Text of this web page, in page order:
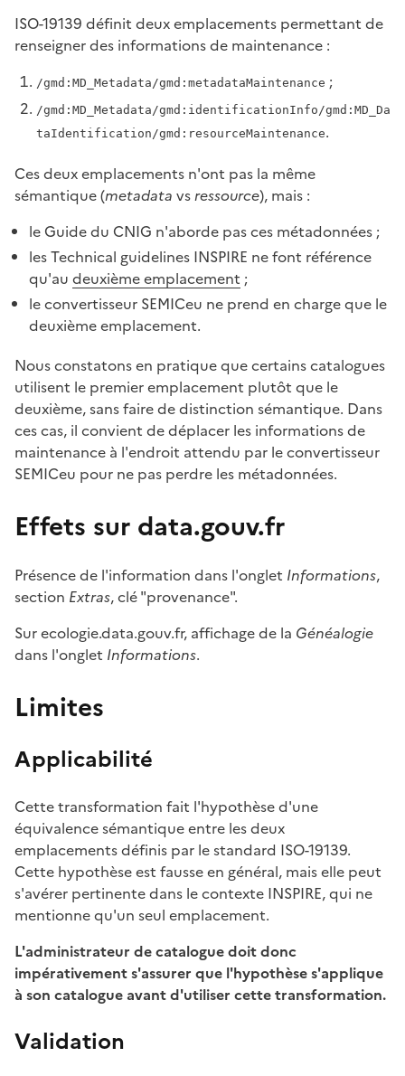
ISO-19139 définit deux emplacements permettant de
renseigner des informations de maintenance :
/gmd:MD_Metadata/gmd:metadataMaintenance ;
/gmd:MD_Metadata/gmd:identificationInfo/gmd:MD_Da
taIdentification/gmd:resourceMaintenance.
Ces deux emplacements n'ont pas la même
sémantique (metadata vsressource), mais :
le Guide du CNIG n'aborde pas ces métadonnées ;
les Technical guidelines INSPIRE ne font référence
qu'au deuxième emplacement ;
le convertisseur SEMICeu ne prend en charge que le
deuxième emplacement.
Nous constatons en pratique que certains catalogues
utilisent le premier emplacement plutôt que le
deuxième, sans faire de distinction sémantique. Dans
ces cas, il convient de déplacer les informations de
maintenance à l'endroit attendu par le convertisseur
SEMICeu pour ne pas perdre les métadonnées.
Effets sur data.gouv.fr
Présence de l'information dans l'onglet Informations,
section Extras, clé "provenance".
Sur ecologie.data.gouv.fr, affichage de la Généalogie
dans l'onglet Informations.
Limites
Applicabilité
Cette transformation fait l'hypothèse d'une
équivalence sémantique entre les deux
emplacements définis par le standard ISO-19139.
Cette hypothèse est fausse en général, mais elle peut
s'avérer pertinente dans le contexte INSPIRE, qui ne
mentionne qu'un seul emplacement.
L'administrateur de catalogue doit donc
impérativement s'assurer que l'hypothèse s'applique
à son catalogue avant d'utiliser cette transformation.
Validation